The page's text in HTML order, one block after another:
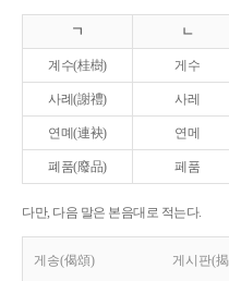
ㄱ ㄴ
계수(桂樹) 게수
사례(謝禮) 사레
연몌(連袂) 연메
폐품(廢品) 페품
다만, 다음 말은 본음대로 적는다.
게송(偈頌) 게시판(